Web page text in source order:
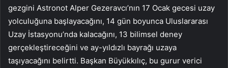
gezgini Astronot Alper Gezeravcı’nın 17 Ocak gecesi uzay
yolculuğuna başlayacağını, 14 gün boyunca Uluslararası
Uzay İstasyonu’nda kalacağını, 13 bilimsel deney
gerçekleştireceğini ve ay-yıldızlı bayrağı uzaya
taşıyacağını belirtti. Başkan Büyükkılıç, bu gurur verici